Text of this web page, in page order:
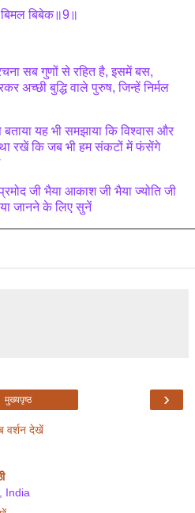
बिमल बिबेक॥9॥
सब गुणों से रहित है, इसमें बस,
अच्छी बुद्धि वाले पुरुष, जिन्हें निर्मल
यह भी समझाया कि विश्वास और
रखें कि जब भी हम संकटों में फंसेंगे
जी भैया आकाश जी भैया ज्योति जी
जानने के लिए सुनें
›
मुख्यपृष्ठ
वर्शन देखें
India